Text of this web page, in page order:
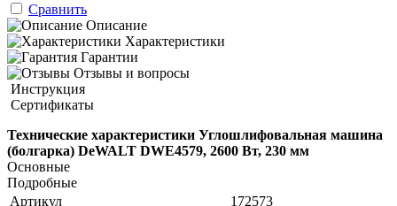
Сравнить
Описание
Характеристики
Гарантии
Отзывы и вопросы
Инструкция
Сертификаты
Технические характеристики Углошлифовальная машина
(болгарка) DeWALT DWE4579, 2600 Вт, 230 мм
Основные
Подробные
Артикул
172573